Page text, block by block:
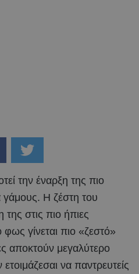
την έναρξη της πιο
γάμους. Η ζέστη του
της στις πιο ήπιες
γίνεται πιο «ζεστό»
αποκτούν μεγαλύτερο
να παντρευτείς